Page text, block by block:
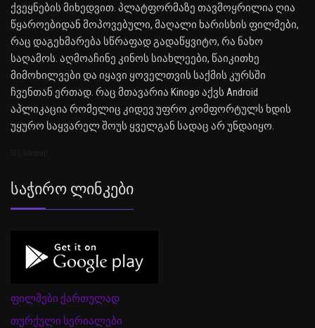
ქვეყნების მიხედვით. პლატფორმაზე თავმოყრილია ღია
წყაროებიდან მოპოვებული, მაღალი ხარისხის ფილმები,
რაც დაგეხმარება სწრაფად გადაწყვიტო, რა ნახო
საღამოს. აღმოაჩინე კინოს სიახლეები, წაიკითხე
მიმოხილვები და იყავი ყოველთვის საქმის კურსში
ჩვენთან ერთად. რაც მთავარია Kinogo აქვს Android
აპლიკაცია რომელიც კიდევ უფრო კომფორტულს ხდის
უყურო საყვარელ შოუს ყველგან სადაც არ უნდაიყო.
Საჭირო Ლინკები
ფილმები ქართულად
თურქული სერიალები